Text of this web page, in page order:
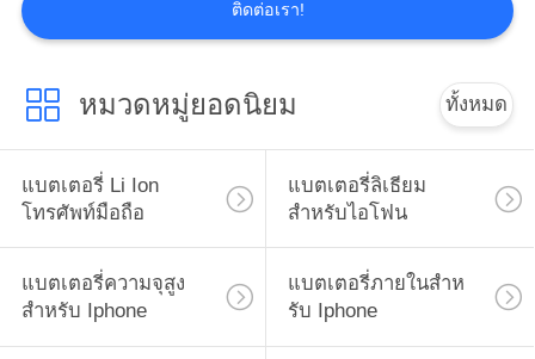
การเปลี่ยนแบตเตอรี่
สําหรับ Iphone 11
14
ติดต่อเรา!
หมวดหมู่ยอดนิยม ทั้งหมด
แบตเตอรี่ Li Ion
โทรศัพท์มือถือ
แบตเตอรี่ลิเธียม
สำหรับไอโฟน
แบตเตอรี่ความจุสูง
สำหรับ Iphone
แบตเตอรี่ภายในสําห
รับ Iphone